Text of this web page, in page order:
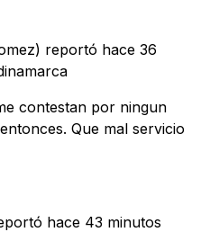
reportó hace 36
contestan por ningun
Que mal servicio
hace 43 minutos